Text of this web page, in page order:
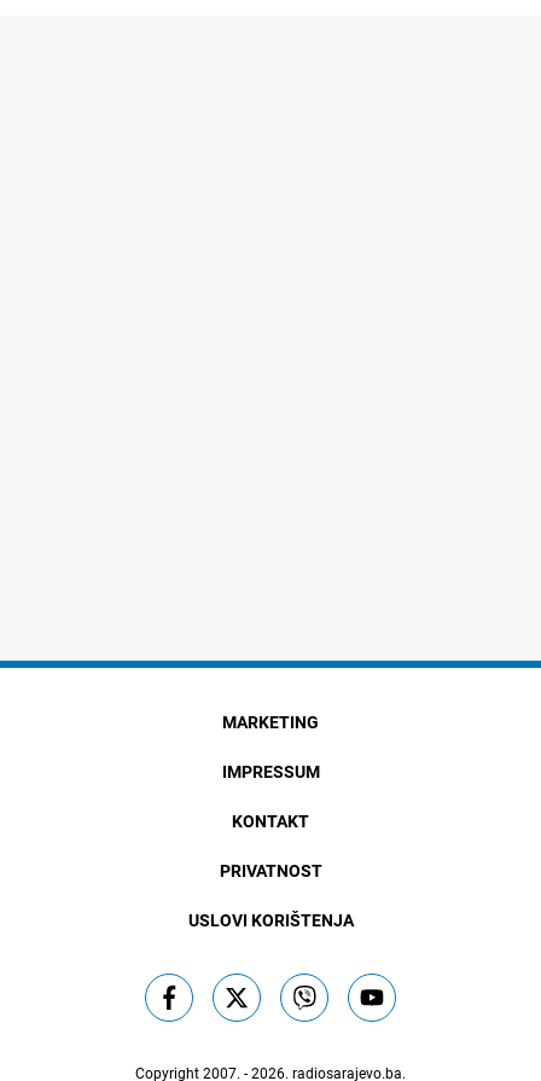
MARKETING
IMPRESSUM
KONTAKT
PRIVATNOST
USLOVI KORIŠTENJA
Copyright 2007. - 2026. radiosarajevo.ba.